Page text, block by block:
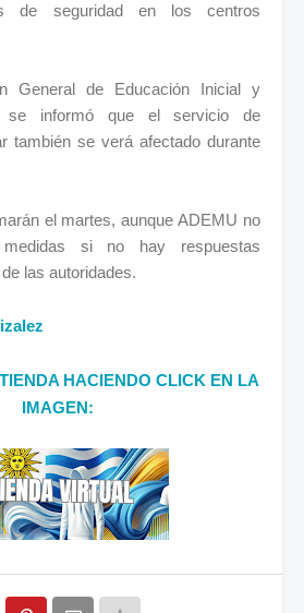
de seguridad en los centros
General de Educación Inicial y
se informó que el servicio de
también se verá afectado durante
el martes, aunque ADEMU no
si no hay respuestas
las autoridades.
HACIENDO CLICK EN LA
IMAGEN: